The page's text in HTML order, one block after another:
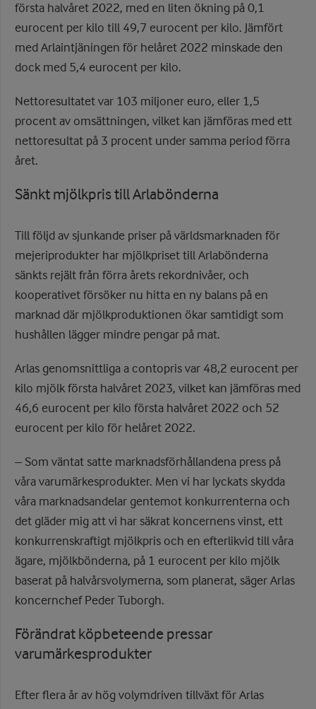
första halvåret 2022, med en liten ökning på 0,1
eurocent per kilo till 49,7 eurocent per kilo. Jämfört
med Arlaintjäningen för helåret 2022 minskade den
dock med 5,4 eurocent per kilo.
Nettoresultatet var 103 miljoner euro, eller 1,5
procent av omsättningen, vilket kan jämföras med ett
nettoresultat på 3 procent under samma period förra
året.
Sänkt mjölkpris till Arlabönderna
Till följd av sjunkande priser på världsmarknaden för
mejeriprodukter har mjölkpriset till Arlabönderna
sänkts rejält från förra årets rekordnivåer, och
kooperativet försöker nu hitta en ny balans på en
marknad där mjölkproduktionen ökar samtidigt som
hushållen lägger mindre pengar på mat.
Arlas genomsnittliga a contopris var 48,2 eurocent per
kilo mjölk första halvåret 2023, vilket kan jämföras med
46,6 eurocent per kilo första halvåret 2022 och 52
eurocent per kilo för helåret 2022.
– Som väntat satte marknadsförhållandena press på
våra varumärkesprodukter. Men vi har lyckats skydda
våra marknadsandelar gentemot konkurrenterna och
det gläder mig att vi har säkrat koncernens vinst, ett
konkurrenskraftigt mjölkpris och en efterlikvid till våra
ägare, mjölkbönderna, på 1 eurocent per kilo mjölk
baserat på halvårsvolymerna, som planerat, säger Arlas
koncernchef Peder Tuborgh.
Förändrat köpbeteende pressar
varumärkesprodukter
Efter flera år av hög volymdriven tillväxt för Arlas